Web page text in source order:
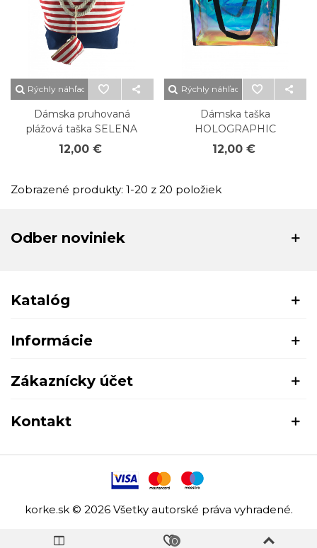
Rýchly náhľad
Dámska pruhovaná
plážová taška SELENA
12,00 €
Rýchly náhľad
Dámska taška
HOLOGRAPHIC
12,00 €
Zobrazené produkty: 1-20 z 20 položiek
Odber noviniek
Katalóg
Informácie
Zákaznícky účet
Kontakt
korke.sk © 2026 Všetky autorské práva vyhradené.
0